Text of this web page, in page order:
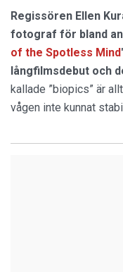
Regissören Ellen
fotograf för bland
of the Spotless Mind
långfilmsdebut och
kallade ”biopics” är
vågen inte kunnat